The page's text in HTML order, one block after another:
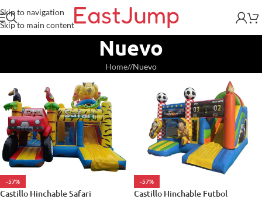
Skip to navigation
Skip to main content
Nuevo
Home/ Nuevo
-57%
Castillo Hinchable Safari
-57%
Castillo Hinchable Futbol